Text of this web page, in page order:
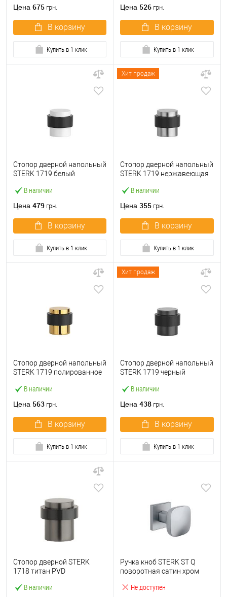
Цена 675 грн.
В корзину
Купить в 1 клик
Цена 526 грн.
В корзину
Купить в 1 клик
В наличии
Стопор дверной напольный
STERK 1719 белый
Цена 479 грн.
В корзину
Купить в 1 клик
Хит продаж
В наличии
Стопор дверной напольный
STERK 1719 нержавеющая
Цена 355 грн.
В корзину
Купить в 1 клик
В наличии
Стопор дверной напольный
STERK 1719 полированное
Цена 563 грн.
В корзину
Купить в 1 клик
Хит продаж
В наличии
Стопор дверной напольный
STERK 1719 черный
Цена 438 грн.
В корзину
Купить в 1 клик
В наличии
Стопор дверной STERK
1718 титан PVD
Не доступен
Ручка кноб STERK ST Q
поворотная сатин хром